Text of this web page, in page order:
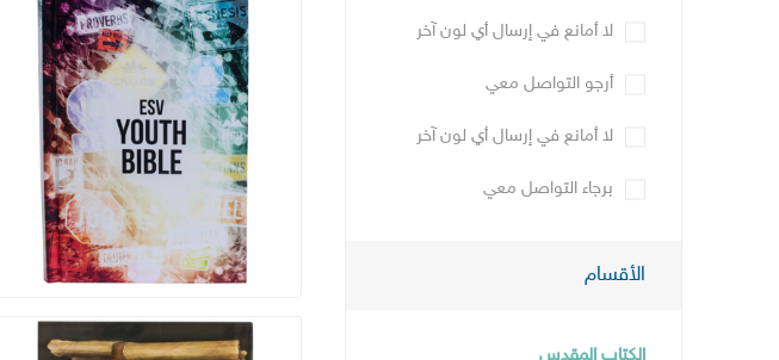
لا أمانع في إرسال أي لون آخر
أرجو التواصل معي
لا أمانع في إرسال أي لون آخر
برجاء التواصل معي
الأقسام
الكتاب المقدس